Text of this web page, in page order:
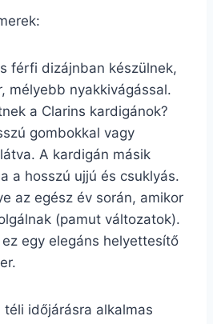
férfi dizájnban készülnek,
mélyebb nyakkivágással.
a Clarins kardigánok?
gombokkal vagy
A kardigán másik
a hosszú ujjú és csuklyás.
az egész év során, amikor
(pamut változatok).
egy elegáns helyettesítő
időjárásra alkalmas